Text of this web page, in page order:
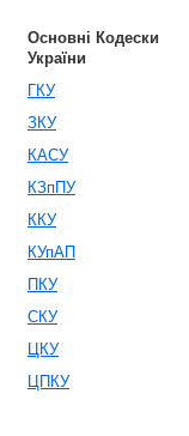
Основні Кодески
України
ГКУ
ЗКУ
КАСУ
КЗпПУ
ККУ
КУпАП
ПКУ
СКУ
ЦКУ
ЦПКУ